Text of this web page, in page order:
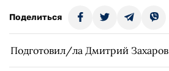
Поделиться
Подготовил/ла Дмитрий Захаров